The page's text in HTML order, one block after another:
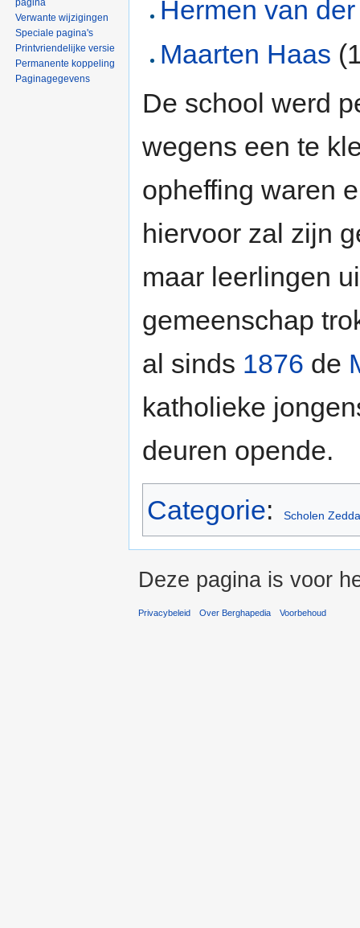
Hermen van
Maarten Haas
De school werd
wegens een te
opheffing waren
hiervoor zal zijn
maar leerlingen
gemeenschap
al sinds 1876 de
katholieke
deuren opende.
Categorie: Scholen
pagina
Verwante wijzigingen
Speciale pagina's
Printvriendelijke versie
Permanente koppeling
Paginagegevens
Deze pagina is voor
Privacybeleid Over Berghapedia Voorbehoud